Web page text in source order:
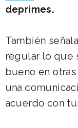
deprimes.
También
regular lo que
bueno en
una
acuerdo con